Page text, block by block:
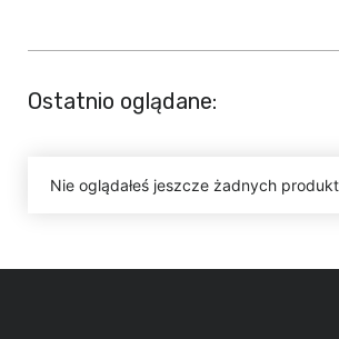
Ostatnio oglądane:
Nie oglądałeś jeszcze żadnych